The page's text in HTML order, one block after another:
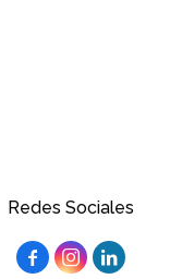
Redes Sociales
  